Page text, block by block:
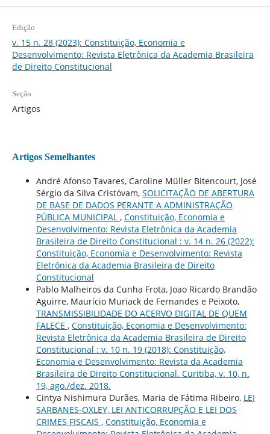
Edição
v. 15 n. 28 (2023): Constituição, Economia e
Desenvolvimento: Revista Eletrônica da Academia Brasileira
de Direito Constitucional
Seção
Artigos
Artigos Semelhantes
André Afonso Tavares, Caroline Müller Bitencourt, José
Sérgio da Silva Cristóvam, SOLICITAÇÃO DE ABERTURA
DE BASE DE DADOS PERANTE A ADMINISTRAÇÃO
PÚBLICA MUNICIPAL , Constituição, Economia e
Desenvolvimento: Revista Eletrônica da Academia
Brasileira de Direito Constitucional : v. 14 n. 26 (2022):
Constituição, Economia e Desenvolvimento: Revista
Eletrônica da Academia Brasileira de Direito
Constitucional
Pablo Malheiros da Cunha Frota, Joao Ricardo Brandão
Aguirre, Maurício Muriack de Fernandes e Peixoto,
TRANSMISSIBILIDADE DO ACERVO DIGITAL DE QUEM
FALECE , Constituição, Economia e Desenvolvimento:
Revista Eletrônica da Academia Brasileira de Direito
Constitucional : v. 10 n. 19 (2018): Constituição,
Economia e Desenvolvimento: Revista da Academia
Brasileira de Direito Constitucional. Curitiba, v. 10, n.
19, ago./dez. 2018.
Cintya Nishimura Durães, Maria de Fátima Ribeiro, LEI
SARBANES-OXLEY, LEI ANTICORRUPÇÃO E LEI DOS
CRIMES FISCAIS , Constituição, Economia e